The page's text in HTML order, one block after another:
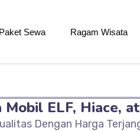
Paket Sewa Ragam Wisata
Mobil ELF, Hiace,
Dengan Harga